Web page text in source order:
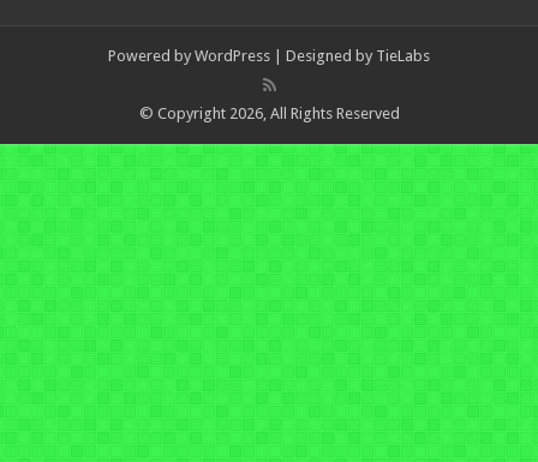
Powered by WordPress | Designed by TieLabs
© Copyright 2026, All Rights Reserved